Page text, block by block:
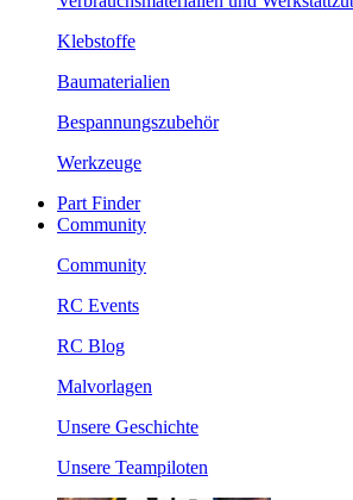
Klebstoffe
Baumaterialien
Bespannungszubehör
Werkzeuge
Part Finder
Community
Community
RC Events
RC Blog
Malvorlagen
Unsere Geschichte
Unsere Teampiloten